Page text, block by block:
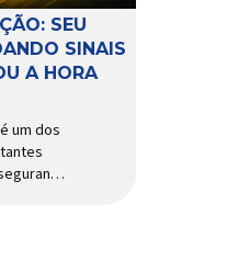
SEU
SINAIS
A HORA
um dos